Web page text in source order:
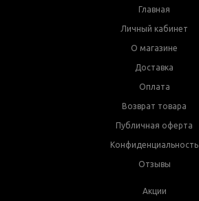
Главная
Личный кабинет
О магазине
Доставка
Оплата
Возврат товара
Публичная оферта
Конфиденциальность
Отзывы
Акции